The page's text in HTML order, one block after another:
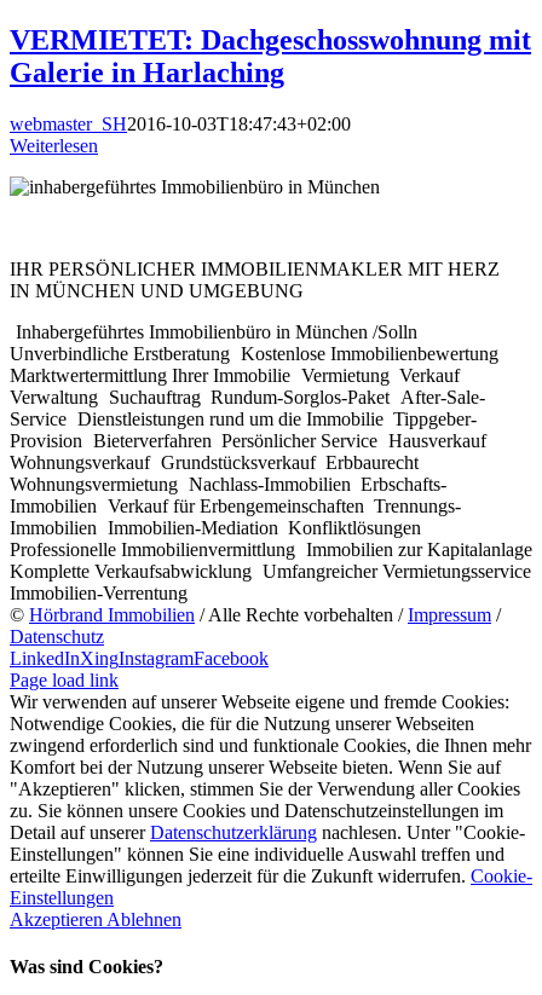
VERMIETET: Dachgeschosswohnung mit
Galerie in Harlaching
webmaster_SH2016-10-03T18:47:43+02:00
Weiterlesen
IHR PERSÖNLICHER IMMOBILIENMAKLER MIT HERZ
IN MÜNCHEN UND UMGEBUNG
Inhabergeführtes Immobilienbüro in München /Solln
Unverbindliche Erstberatung Kostenlose Immobilienbewertung
Marktwertermittlung Ihrer Immobilie Vermietung Verkauf
Verwaltung Suchauftrag Rundum-Sorglos-Paket After-Sale-
Service Dienstleistungen rund um die Immobilie Tippgeber-
Provision Bieterverfahren Persönlicher Service Hausverkauf
Wohnungsverkauf Grundstücksverkauf Erbbaurecht
Wohnungsvermietung Nachlass-Immobilien Erbschafts-
Immobilien Verkauf für Erbengemeinschaften Trennungs-
Immobilien Immobilien-Mediation Konfliktlösungen
Professionelle Immobilienvermittlung Immobilien zur Kapitalanlage
Komplette Verkaufsabwicklung Umfangreicher Vermietungsservice
Immobilien-Verrentung
© Hörbrand Immobilien / Alle Rechte vorbehalten /Impressum /
Datenschutz
LinkedInXingInstagramFacebook
Page load link
Wir verwenden auf unserer Webseite eigene und fremde Cookies:
Notwendige Cookies, die für die Nutzung unserer Webseiten
zwingend erforderlich sind und funktionale Cookies, die Ihnen mehr
Komfort bei der Nutzung unserer Webseite bieten. Wenn Sie auf
"Akzeptieren" klicken, stimmen Sie der Verwendung aller Cookies
zu. Sie können unsere Cookies und Datenschutzeinstellungen im
Detail auf unsererDatenschutzerklärung nachlesen. Unter "Cookie-
Einstellungen" können Sie eine individuelle Auswahl treffen und
erteilte Einwilligungen jederzeit für die Zukunft widerrufen. Cookie-
Einstellungen
Akzeptieren Ablehnen
Was sind Cookies?